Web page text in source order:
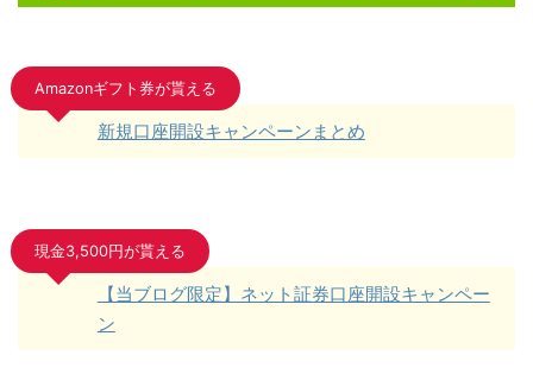
Amazonギフト券が貰える
新規口座開設キャンペーンまとめ
現金3,500円が貰える
【当ブログ限定】ネット証券口座開設キャンペー
ン